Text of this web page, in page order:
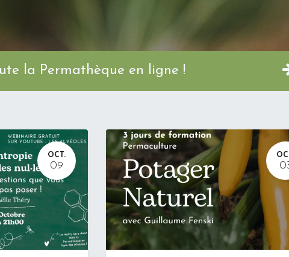
toute la Permathèque en ligne !
OCT.
09